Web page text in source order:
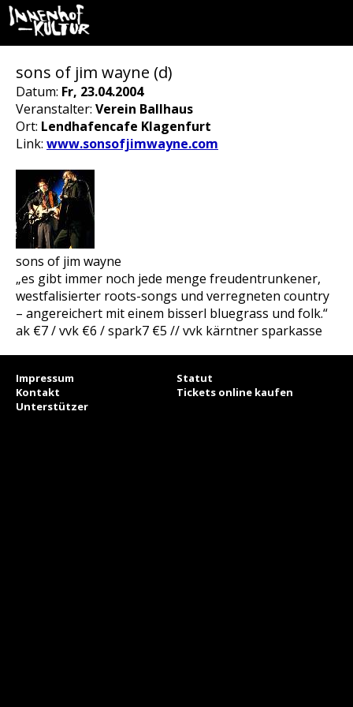
sons of jim wayne (d)
Datum: Fr, 23.04.2004
Veranstalter: Verein Ballhaus
Ort: Lendhafencafe Klagenfurt
Link: www.sonsofjimwayne.com
sons of jim wayne
„es gibt immer noch jede menge freudentrunkener,
westfalisierter roots-songs und verregneten country
– angereichert mit einem bisserl bluegrass und folk.“
ak €7 / vvk €6 / spark7 €5 // vvk kärntner sparkasse
Impressum
Statut
Kontakt
Tickets online kaufen
Unterstützer